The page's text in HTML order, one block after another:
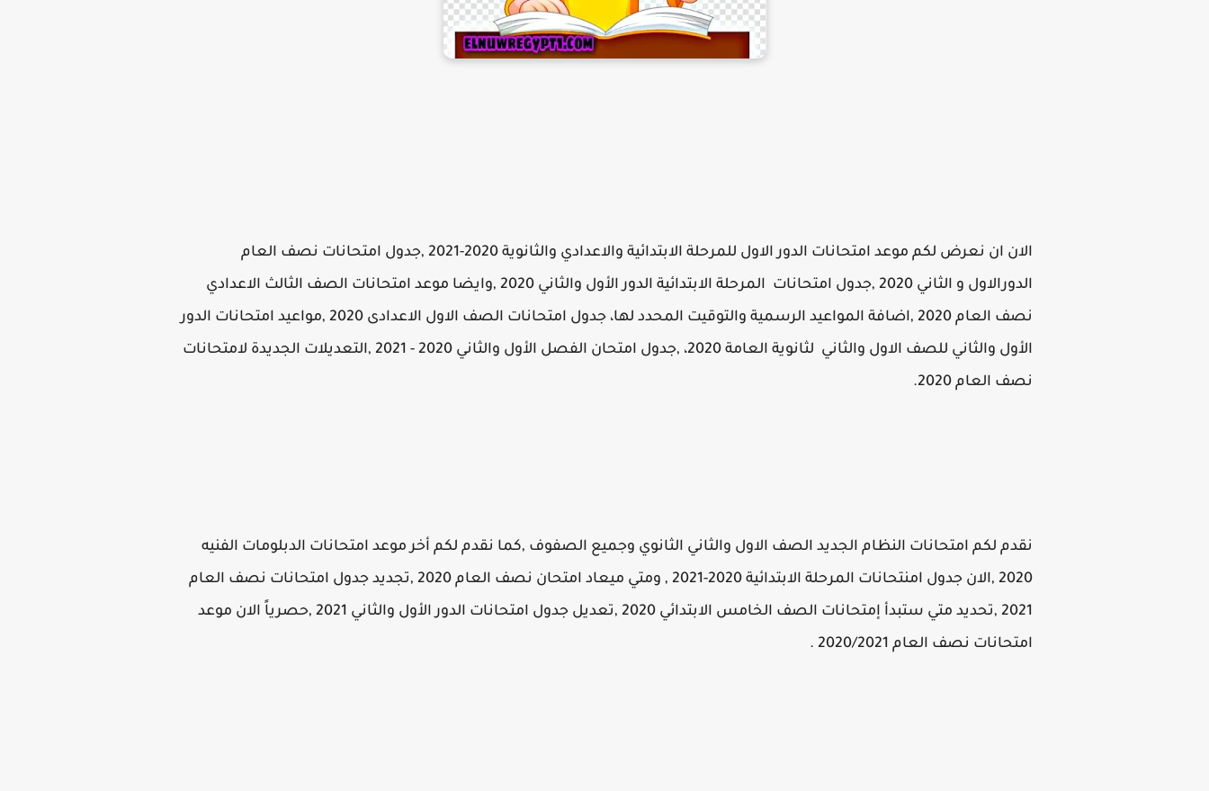
الان ان نعرض لكم موعد امتحانات الدور الاول للمرحلة الابتدائية والاعدادي والثانوية 2020-2021 ,جدول امتحانات نصف العام
الدورالاول و الثاني 2020 ,جدول امتحانات المرحلة الابتدائية الدور الأول والثاني 2020 ,وايضا موعد امتحانات الصف الثالث الاعدادي
نصف العام 2020 ,اضافة المواعيد الرسمية والتوقيت المحدد لها، جدول امتحانات الصف الاول الاعدادى 2020 ,مواعيد امتحانات الدور
الأول والثاني للصف الاول والثاني لثانوية العامة 2020، ,جدول امتحان الفصل الأول والثاني 2020 - 2021 ,التعديلات الجديدة لامتحانات
نصف العام 2020.
نقدم لكم امتحانات النظام الجديد الصف الاول والثاني الثانوي وجميع الصفوف ,كما نقدم لكم أخر موعد امتحانات الدبلومات الفنيه
2020 ,الان جدول امنتحانات المرحلة الابتدائية 2020-2021 , ومتي ميعاد امتحان نصف العام 2020 ,تجديد جدول امتحانات نصف العام
2021 ,تحديد متي ستبدأ إمتحانات الصف الخامس الابتدائي 2020 ,تعديل جدول امتحانات الدور الأول والثاني 2021 ,حصرياً الان موعد
امتحانات نصف العام 2020/2021 .